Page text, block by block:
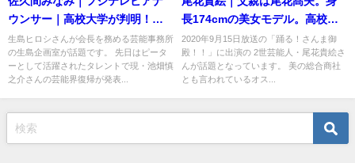
ウンサー｜高校大学が判明！帰
国子女だった
生島ヒロシさんが会長を務める芸能事務所
の生島企画室が話題です。 先日はピータ
ーとして活躍されたタレントで現・池畑慎
之介さんの芸能界復帰が発表...
長174cmの美女モデル。高校大
学はどこ
2020年9月15日放送の「踊る！さんま御
殿！！」に出演の 2世芸能人・尾花貴絵さ
んが話題となっています。 美の総合商社
とも言われているオス...